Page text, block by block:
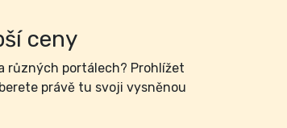
ceny
různých portálech? Prohlížet
právě tu svoji vysněnou